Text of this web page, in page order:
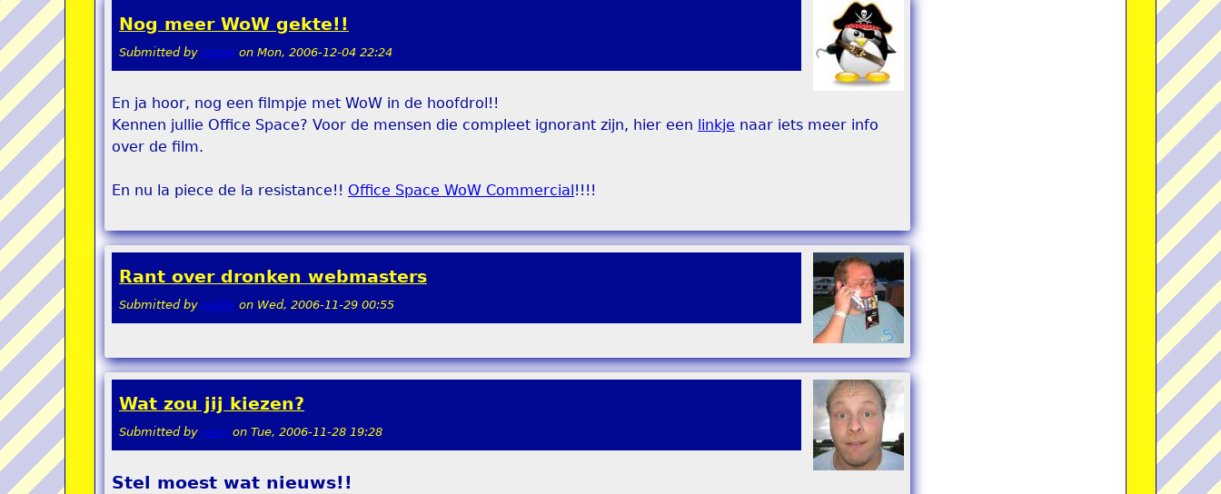
Nog meer WoW gekte!!
Submitted by rippie on Mon, 2006-12-04 22:24
En ja hoor, nog een filmpje met WoW in de hoofdrol!!
Kennen jullie Office Space? Voor de mensen die compleet ignorant zijn, hier een linkje naar iets meer info
over de film.
En nu la piece de la resistance!! Office Space WoW Commercial!!!!
Rant over dronken webmasters
Submitted by teddy on Wed, 2006-11-29 00:55
Wat zou jij kiezen?
Submitted by remi on Tue, 2006-11-28 19:28
Stel moest wat nieuws!!